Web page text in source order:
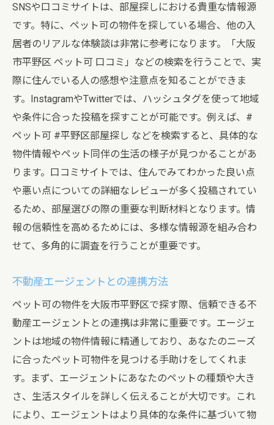
SNSや口コミサイトは、部屋探しにおける貴重な情報源
です。特に、ペット可の物件を探している場合、他の入
居者のリアルな体験談は非常に参考になります。「大阪
市平野区 ペット可 口コミ」などの検索を行うことで、実
際に住んでいる人の感想や注意点を知ることができま
す。InstagramやTwitterでは、ハッシュタグを使って地域
や条件に合った投稿を探すことが可能です。例えば、#
ペット可 #平野区部屋探し などを検索すると、具体的な
物件情報やペット同伴の生活の様子が見つかることがあ
ります。口コミサイトでは、住んでみてわかった良い点
や悪い点についての詳細なレビューが多く投稿されてい
るため、部屋選びの際の重要な判断材料となります。情
報の信頼性を高めるためには、多様な情報源を組み合わ
せて、多角的に調査を行うことが重要です。
不動産エージェントとの連携方法
ペット可の物件を大阪市平野区で探す際、信頼できる不
動産エージェントとの連携は非常に重要です。エージェ
ントは地域の物件情報に精通しており、あなたのニーズ
に合ったペット可物件を見つける手助けをしてくれま
す。まず、エージェントにあなたのペットの種類や大き
さ、生活スタイルを詳しく伝えることが大切です。これ
により、エージェントはより具体的な条件に基づいて物